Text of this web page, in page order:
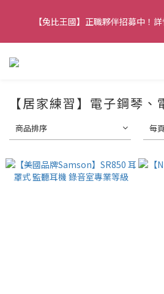
購物金！
【兔比王國】正職夥伴招募中！
【兔比王國公告】新加入的冒險者，
【居家練習】電子鋼琴、
商品排序 每